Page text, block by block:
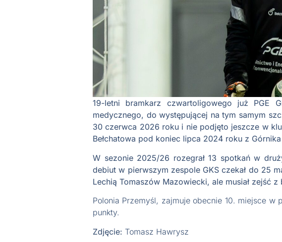
19-letni bramkarz czwartoligowego już PGE
medycznego, do występującej na tym samym
30 czerwca 2026 roku i nie podjęto jeszcze w
Bełchatowa pod koniec lipca 2024 roku z
W sezonie 2025/26 rozegrał 13 spotkań w
debiut w pierwszym zespole GKS czekał do 25
Lechią Tomaszów Mazowiecki, ale musiał zejść
Polonia Przemyśl, zajmuje obecnie 10. miejsce
punkty.
Zdjęcie: Tomasz Hawrysz